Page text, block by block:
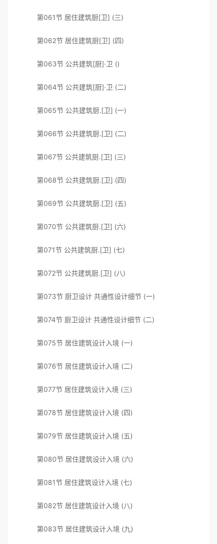
第061节 居住建筑厨[卫] (三)
第062节 居住建筑厨[卫] (四)
第063节 公共建筑[厨]·卫 ()
第064节 公共建筑[厨]·卫 (二)
第065节 公共建筑厨.[卫] (一)
第066节 公共建筑厨.[卫] (二)
第067节 公共建筑厨.[卫] (三)
第068节 公共建筑厨.[卫] (四)
第069节 公共建筑厨.[卫] (五)
第070节 公共建筑厨.[卫] (六)
第071节 公共建筑厨.[卫] (七)
第072节 公共建筑厨.[卫] (八)
第073节 厨卫设计 共通性设计细节 (一)
第074节 厨卫设计 共通性设计细节 (二)
第075节 居住建筑设计入境 (一)
第076节 居住建筑设计入境 (二)
第077节 居住建筑设计入境 (三)
第078节 居住建筑设计入境 (四)
第079节 居住建筑设计入境 (五)
第080节 居住建筑设计入境 (六)
第081节 居住建筑设计入境 (七)
第082节 居住建筑设计入境 (八)
第083节 居住建筑设计入境 (九)